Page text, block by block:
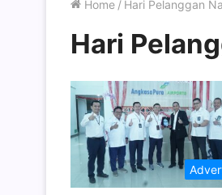
Home / Hari Pelanggan
Hari